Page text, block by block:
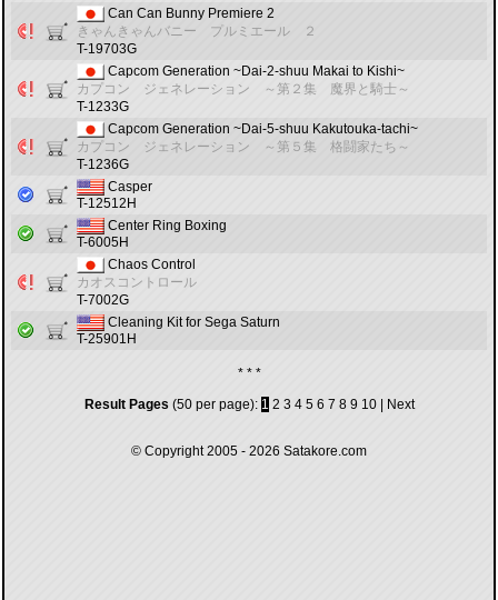
Can Can Bunny Premiere 2
きゃんきゃんバニー プルミエール ２
T-19703G
Capcom Generation ~Dai-2-shuu Makai to Kishi~
カプコン ジェネレーション ～第２集 魔界と騎士～
T-1233G
Capcom Generation ~Dai-5-shuu Kakutouka-tachi~
カプコン ジェネレーション ～第５集 格闘家たち～
T-1236G
Casper
T-12512H
Center Ring Boxing
T-6005H
Chaos Control
カオスコントロール
T-7002G
Cleaning Kit for Sega Saturn
T-25901H
* * *
Result Pages(50 per page): 1 2 3 4 5 6 7 8 9 10| Next
© Copyright 2005 - 2026 Satakore.com